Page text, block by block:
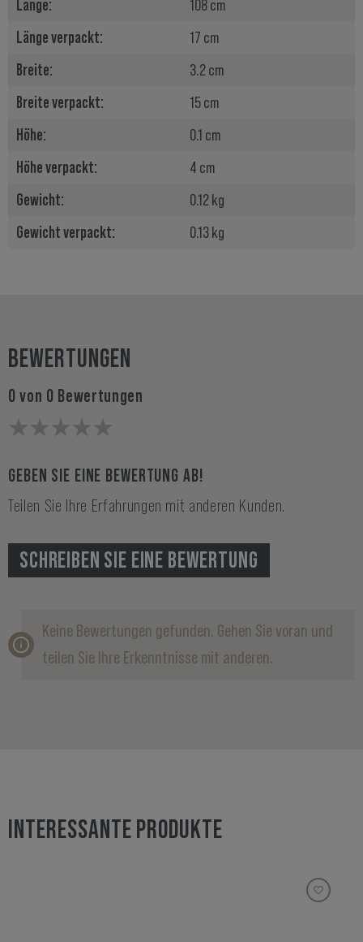
Länge:
108 cm
Länge verpackt:
17 cm
Breite:
3.2 cm
Breite verpackt:
15 cm
Höhe:
0.1 cm
Höhe verpackt:
4 cm
Gewicht:
0.12 kg
Gewicht verpackt:
0.13 kg
BEWERTUNGEN
0 von 0 Bewertungen
GEBEN SIE EINE BEWERTUNG AB!
Teilen Sie Ihre Erfahrungen mit anderen Kunden.
SCHREIBEN SIE EINE BEWERTUNG
Keine Bewertungen gefunden. Gehen Sie voran und
teilen Sie Ihre Erkenntnisse mit anderen.
INTERESSANTE PRODUKTE